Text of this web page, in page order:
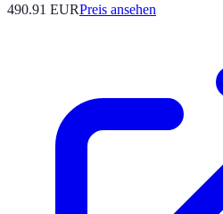
490.91 EURPreis ansehen